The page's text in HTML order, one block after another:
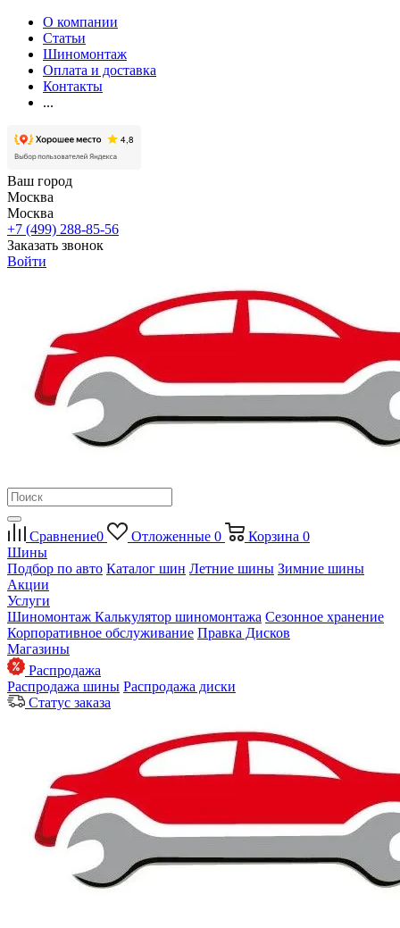
О компании
Статьи
Шиномонтаж
Оплата и доставка
Контакты
...
Ваш город
Москва
Москва
+7 (499) 288-85-56
Заказать звонок
Войти
Сравнение0 Отложенные 0 Корзина 0
Шины
Подбор по авто Каталог шин Летние шины Зимние шины
Акции
Услуги
Шиномонтаж Калькулятор шиномонтажа Сезонное хранение
Корпоративное обслуживание Правка Дисков
Магазины
Распродажа
Распродажа шины Распродажа диски
Статус заказа